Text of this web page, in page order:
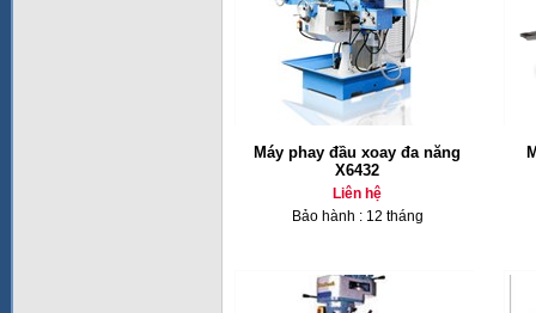
Máy phay đầu xoay đa năng
X6432
Liên hệ
Bảo hành : 12 tháng